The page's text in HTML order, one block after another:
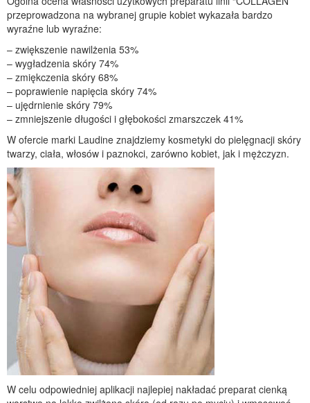
przeprowadzona na wybranej grupie kobiet wykazała bardzo
wyraźne lub wyraźne:
– zwiększenie nawilżenia 53%
– wygładzenia skóry 74%
– zmiękczenia skóry 68%
– poprawienie napięcia skóry 74%
– ujędrnienie skóry 79%
– zmniejszenie długości i głębokości zmarszczek 41%
W ofercie marki Laudine znajdziemy kosmetyki do pielęgnacji skóry
twarzy, ciała, włosów i paznokci, zarówno kobiet, jak i mężczyzn.
W celu odpowiedniej aplikacji najlepiej nakładać preparat cienką